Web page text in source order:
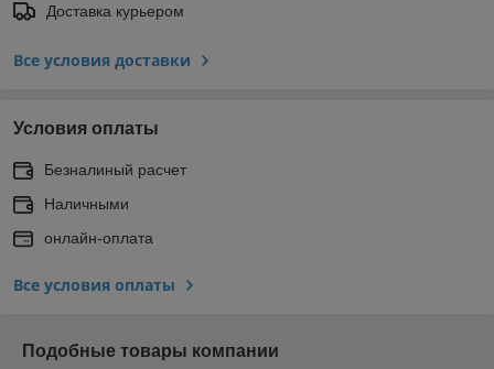
Доставка курьером
Все условия доставки
Условия оплаты
Безналиный расчет
Наличными
онлайн-оплата
Все условия оплаты
Подобные товары компании